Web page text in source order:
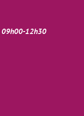
09h00-12h30